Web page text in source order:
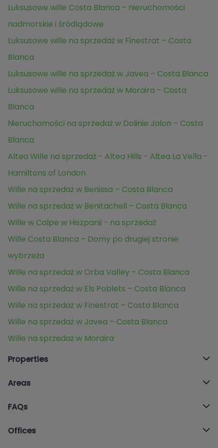
Luksusowe wille Costa Blanca – nieruchomości
nadmorskie i śródlądowe
Luksusowe wille na sprzedaż w Finestrat – Costa
Blanca
Luksusowe wille na sprzedaż w Javea – Costa Blanca
Luksusowe wille na sprzedaż w Moraira – Costa
Blanca
Nieruchomości na sprzedaż w Dolinie Jalon – Costa
Blanca
Altea Wille na sprzedaż - Altea Hills - Altea La Vella -
Hamiltons of London
Wille na sprzedaż w Benissa – Costa Blanca
Wille na sprzedaż w Benitachell – Costa Blanca
Wille w Calpe w Hiszpanii - na sprzedaż
Wille Costa Blanca – Domy po drugiej stronie
wybrzeża
Wille na sprzedaż w Orba Valley – Costa Blanca
Wille na sprzedaż w Els Poblets – Costa Blanca
Wille na sprzedaż w Finestrat – Costa Blanca
Wille na sprzedaż w Javea – Costa Blanca
Wille na sprzedaż w Moraira
Properties
Areas
FAQs
Offices